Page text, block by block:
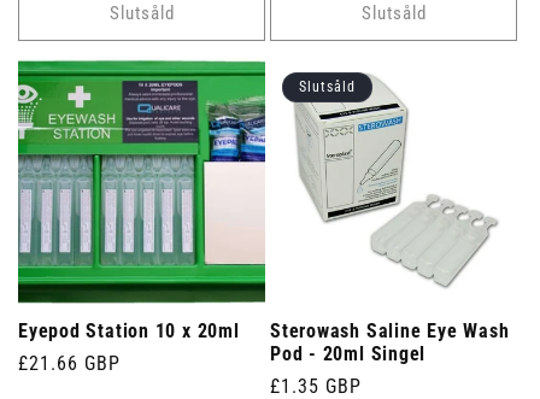
Slutsåld Slutsåld
Eyepod Station 10 x 20ml
Ordinarie
£21.66 GBP
Slutsåld
Sterowash Saline Eye Wash
Pod - 20ml Singel
Ordinarie
£1.35 GBP